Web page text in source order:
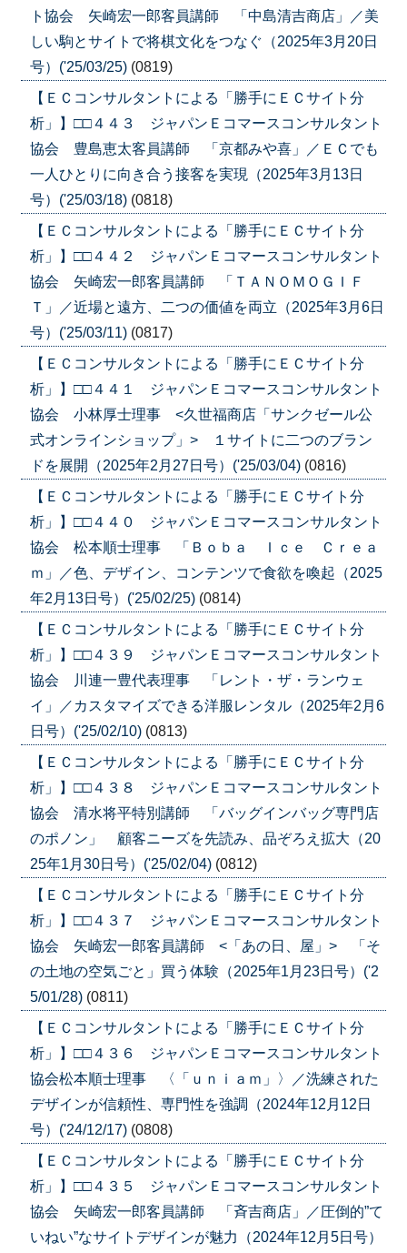
ト協会 矢崎宏一郎客員講師 「中島清吉商店」／美
しい駒とサイトで将棋文化をつなぐ（2025年3月20日
号）('25/03/25) (0819)
【ＥＣコンサルタントによる「勝手にＥＣサイト分
析」】□□４４３ ジャパンＥコマースコンサルタント
協会 豊島恵太客員講師 「京都みや喜」／ＥＣでも
一人ひとりに向き合う接客を実現（2025年3月13日
号）('25/03/18) (0818)
【ＥＣコンサルタントによる「勝手にＥＣサイト分
析」】□□４４２ ジャパンＥコマースコンサルタント
協会 矢崎宏一郎客員講師 「ＴＡＮＯＭＯＧＩＦ
Ｔ」／近場と遠方、二つの価値を両立（2025年3月6日
号）('25/03/11) (0817)
【ＥＣコンサルタントによる「勝手にＥＣサイト分
析」】□□４４１ ジャパンＥコマースコンサルタント
協会 小林厚士理事 <久世福商店「サンクゼール公
式オンラインショップ」> １サイトに二つのブラン
ドを展開（2025年2月27日号）('25/03/04) (0816)
【ＥＣコンサルタントによる「勝手にＥＣサイト分
析」】□□４４０ ジャパンＥコマースコンサルタント
協会 松本順士理事 「Ｂｏｂａ Ｉｃｅ Ｃｒｅａ
ｍ」／色、デザイン、コンテンツで食欲を喚起（2025
年2月13日号）('25/02/25) (0814)
【ＥＣコンサルタントによる「勝手にＥＣサイト分
析」】□□４３９ ジャパンＥコマースコンサルタント
協会 川連一豊代表理事 「レント・ザ・ランウェ
イ」／カスタマイズできる洋服レンタル（2025年2月6
日号）('25/02/10) (0813)
【ＥＣコンサルタントによる「勝手にＥＣサイト分
析」】□□４３８ ジャパンＥコマースコンサルタント
協会 清水将平特別講師 「バッグインバッグ専門店
のポノン」 顧客ニーズを先読み、品ぞろえ拡大（20
25年1月30日号）('25/02/04) (0812)
【ＥＣコンサルタントによる「勝手にＥＣサイト分
析」】□□４３７ ジャパンＥコマースコンサルタント
協会 矢崎宏一郎客員講師 <「あの日、屋」> 「そ
の土地の空気ごと」買う体験（2025年1月23日号）('2
5/01/28) (0811)
【ＥＣコンサルタントによる「勝手にＥＣサイト分
析」】□□４３６ ジャパンＥコマースコンサルタント
協会松本順士理事 〈「ｕｎｉａｍ」〉／洗練された
デザインが信頼性、専門性を強調（2024年12月12日
号）('24/12/17) (0808)
【ＥＣコンサルタントによる「勝手にＥＣサイト分
析」】□□４３５ ジャパンＥコマースコンサルタント
協会 矢崎宏一郎客員講師 「斉吉商店」／圧倒的”て
いねい”なサイトデザインが魅力（2024年12月5日号）